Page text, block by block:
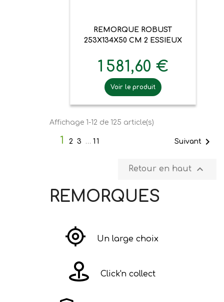
REMORQUE ROBUST
253X134X50 CM 2 ESSIEUX
1 581,60 €
Voir le produit
Affichage 1-12 de 125 article(s)
1 2 3 … 11 Suivant
Retour en haut 
REMORQUES
Un large choix
Click'n collect